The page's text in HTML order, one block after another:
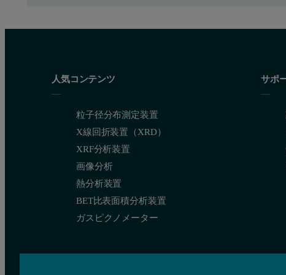
This is best achieved using a gel loading tip such as the one
Figure 3: Gel loading tip in folded capillary cell for loading sample
人気コンテンツ
粒子径分布測定装置
X線回折装置（XRD）
XRF分析装置
画像分析
熱分析装置
BET比表面積分析装置
ガスピクノメーター
サポ